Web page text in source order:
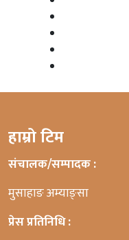
हाम्रो टिम
संचालक/सम्पादक :
मुसाहाङ अम्याङ्सा
प्रेस प्रतिनिधि :